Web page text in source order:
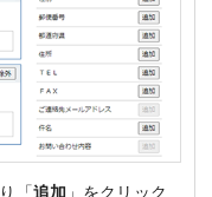
「追加 」をクリック